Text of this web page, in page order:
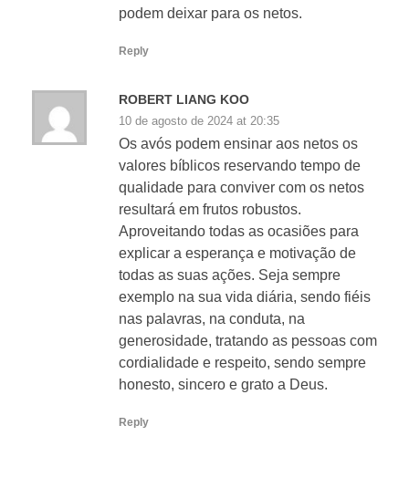
podem deixar para os netos.
Reply
ROBERT LIANG KOO
10 de agosto de 2024 at 20:35
Os avós podem ensinar aos netos os
valores bíblicos reservando tempo de
qualidade para conviver com os netos
resultará em frutos robustos.
Aproveitando todas as ocasiões para
explicar a esperança e motivação de
todas as suas ações. Seja sempre
exemplo na sua vida diária, sendo fiéis
nas palavras, na conduta, na
generosidade, tratando as pessoas com
cordialidade e respeito, sendo sempre
honesto, sincero e grato a Deus.
Reply